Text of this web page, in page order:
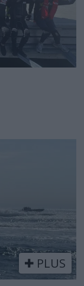
PLUS